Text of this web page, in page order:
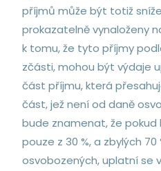
příjmů může být totiž
prokazatelně vynaloženy
k tomu, že tyto příjmy
zčásti, mohou být výdaje
část příjmu, která
část, jež není od daně
bude znamenat, že
pouze z 30 %, a zbylých
osvobozených, uplatní se